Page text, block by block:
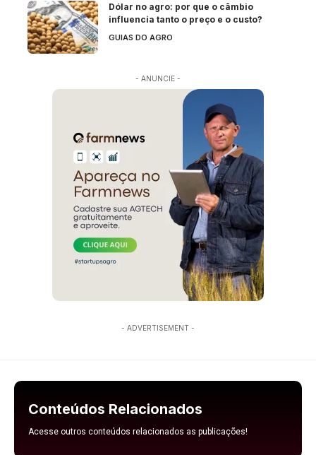
Dólar no agro: por que o câmbio
influencia tanto o preço e o custo?
GUIAS DO AGRO
- ANUNCIE -
- ADVERTISEMENT -
Conteúdos Relacionados
Acesse outros conteúdos relacionados as publicações!